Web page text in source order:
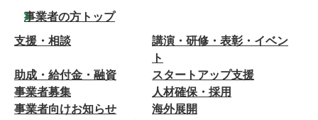
事業者の方トップ
支援・相談
講演・研修・表彰・イベン
ト
助成・給付金・融資
スタートアップ支援
事業者募集
人材確保・採用
事業者向けお知らせ
海外展開